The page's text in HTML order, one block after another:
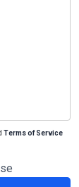
Terms of Service